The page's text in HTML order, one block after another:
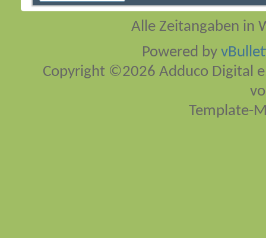
Alle Zeitangaben in
Powered by
Copyright ©2026 Adduco Digital
Template-